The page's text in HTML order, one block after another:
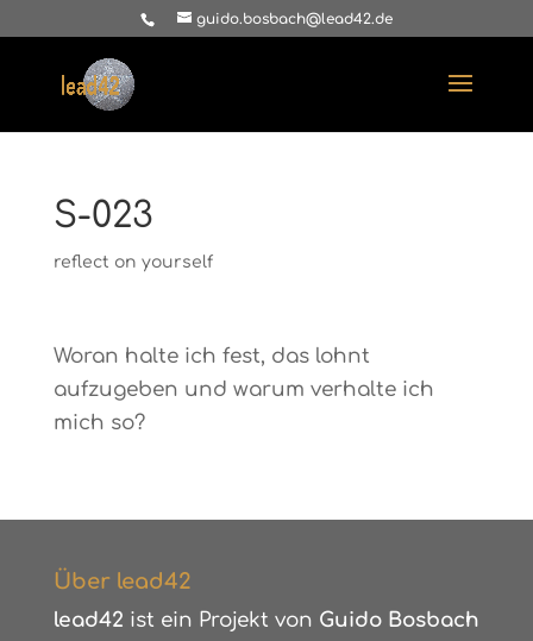
guido.bosbach@lead42.de
S-023
reflect on yourself
Woran halte ich fest, das lohnt
aufzugeben und warum verhalte ich
mich so?
Über lead42
lead42 ist ein Projekt von Guido Bosbach